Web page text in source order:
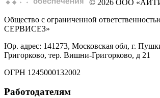
© 2026 ООО
Общество с ограниченной
СЕРВИСЕЗ»
Юр. адрес: 141273, Московская обл, г.
Григорково, тер. Вишни-Григорково, д 21
ОГРН 1245000132002
Работодателям